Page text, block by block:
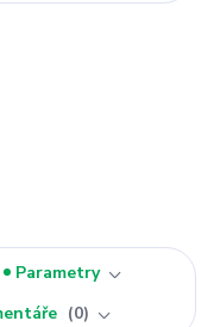
Parametry
0